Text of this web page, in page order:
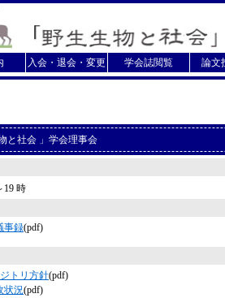
入会・退会・変更 学会誌閲覧 論文
と社会 」学会理事会
19 時
事録(pdf)
トリ方針(pdf)
状況(pdf)